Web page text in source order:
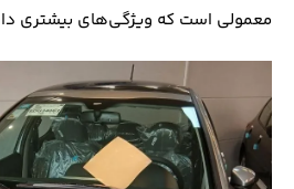
معمولی است که ویژگی‌های بیشتری